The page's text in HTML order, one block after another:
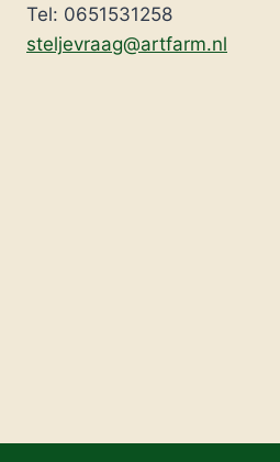
Tel: 0651531258
steljevraag@artfarm.nl